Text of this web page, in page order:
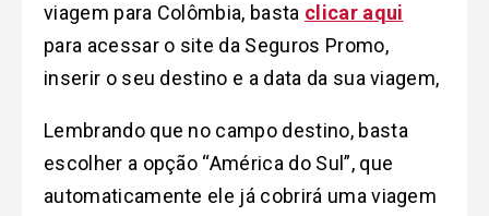
viagem para Colômbia, basta clicar aqui
para acessar o site da Seguros Promo,
inserir o seu destino e a data da sua viagem,
Lembrando que no campo destino, basta
escolher a opção “América do Sul”, que
automaticamente ele já cobrirá uma viagem